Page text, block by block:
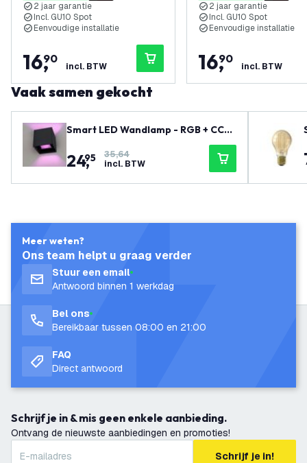
2 jaar garantie
Incl. GU10 Spot
Eenvoudige installatie
16,
90
incl. BTW
2 jaar garantie
Incl. GU10 Spot
Eenvoudige installatie
16,
90
incl. BTW
Vaak samen gekocht
Smart LED Wandlamp - RGB + CCT
- Dimbaar - IP54 - 6.5W - Up & Dow
n - Zwart - Geschikt voor Binnen &
Buiten
24,
95
35,64
incl. BTW
Meer weten?
Ons team helpt u graag verder
Stuur een email
Antwoord binnen 1 werkdag
Bel ons
Bereikbaar tussen 08:00 en 21:00
FAQ
Direct antwoord
Schrijf je in & mis geen enkele aanbieding.
Ontvang de nieuwste aanbiedingen en promoties!
Schrijf je in!